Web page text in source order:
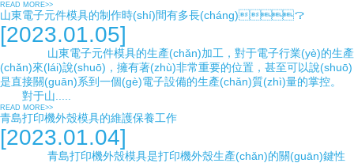
READ MORE>>
山東電子元件模具的制作時(shí)間有多長(cháng)？
[2023.01.05]
山東電子元件模具的生產(chǎn)加工，對于電子行業(yè)的生產
(chǎn)來(lái)說(shuō)，擁有著(zhù)非常重要的位置，甚至可以說(shuō)
是直接關(guān)系到一個(gè)電子設備的生產(chǎn)質(zhì)量的掌控。
對于山.....
READ MORE>>
青島打印機外殼模具的維護保養工作
[2023.01.04]
青島打印機外殼模具是打印機外殼生產(chǎn)的關(guān)鍵性